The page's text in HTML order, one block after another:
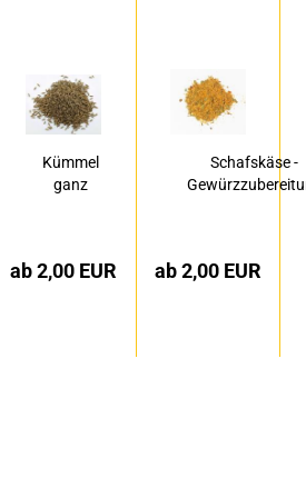
Kümmel
ganz
ab 2,00 EUR
Schafskäse -
ab 2,00 EUR